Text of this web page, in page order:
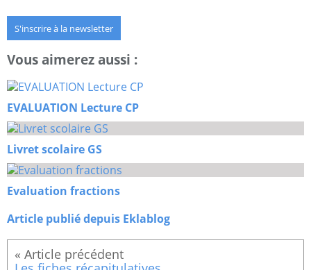
S'inscrire à la newsletter
Vous aimerez aussi :
EVALUATION Lecture CP
Livret scolaire GS
Evaluation fractions
Article publié depuis Eklablog